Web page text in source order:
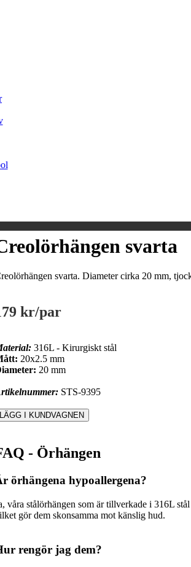
svarta
svarta. Diameter cirka 20 mm,
kr/par
316L - Kirurgiskt stål
20x2.5 mm
20 mm
STS-9395
- Örhängen
örhängena hypoallergena?
våra stålörhängen som är tillverkade i 316L
gör dem skonsamma mot känslig hud.
rengör jag dem?